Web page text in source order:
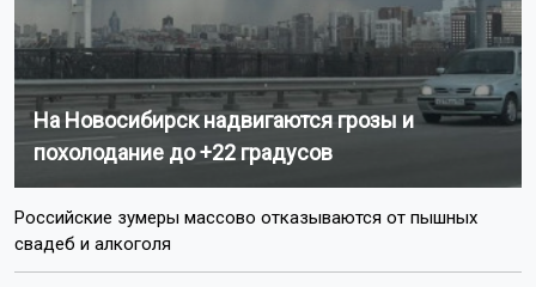
На Новосибирск надвигаются грозы и
похолодание до +22 градусов
Российские зумеры массово отказываются от пышных
свадеб и алкоголя